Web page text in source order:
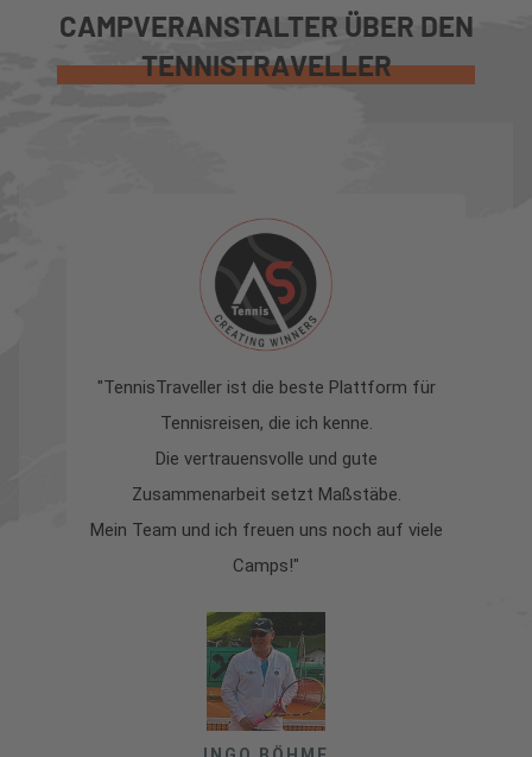
CAMPVERANSTALTER ÜBER DEN
TENNISTRAVELLER
"TennisTraveller ist die beste Plattform für
Tennisreisen, die ich kenne.
Die vertrauensvolle und gute
Zusammenarbeit setzt Maßstäbe.
Mein Team und ich freuen uns noch auf viele
Camps!"